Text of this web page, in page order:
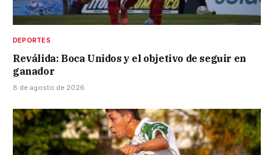
DEPORTES
Reválida: Boca Unidos y el objetivo de seguir en
ganador
8 de agosto de 2026